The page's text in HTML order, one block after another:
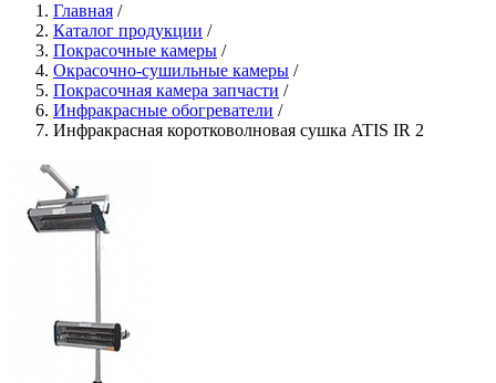
Главная /
Каталог продукции /
Покрасочные камеры /
Окрасочно-сушильные камеры /
Покрасочная камера запчасти /
Инфракрасные обогреватели /
Инфракрасная коротковолновая сушка ATIS IR 2